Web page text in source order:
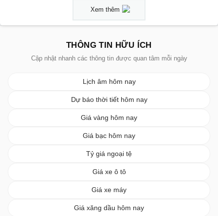
Xem thêm
THÔNG TIN HỮU ÍCH
Cập nhật nhanh các thông tin được quan tâm mỗi ngày
Lịch âm hôm nay
Dự báo thời tiết hôm nay
Giá vàng hôm nay
Giá bạc hôm nay
Tỷ giá ngoại tệ
Giá xe ô tô
Giá xe máy
Giá xăng dầu hôm nay